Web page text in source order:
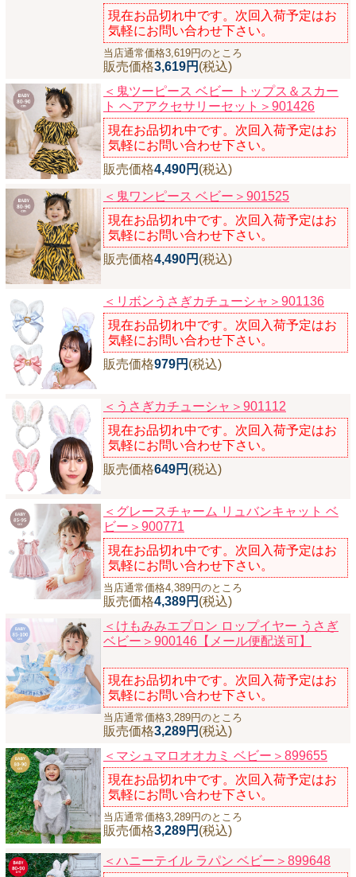
現在お品切れ中です。次回入荷予定はお
気軽にお問い合わせ下さい。
当店通常価格3,619円のところ
販売価格3,619円 (税込)
＜鬼ツーピース ベビー トップス＆スカー
ト ヘアアクセサリーセット＞901426
現在お品切れ中です。次回入荷予定はお
気軽にお問い合わせ下さい。
販売価格4,490円 (税込)
＜鬼ワンピース ベビー＞901525
現在お品切れ中です。次回入荷予定はお
気軽にお問い合わせ下さい。
販売価格4,490円 (税込)
＜リボンうさぎカチューシャ＞901136
現在お品切れ中です。次回入荷予定はお
気軽にお問い合わせ下さい。
販売価格979円 (税込)
＜うさぎカチューシャ＞901112
現在お品切れ中です。次回入荷予定はお
気軽にお問い合わせ下さい。
販売価格649円 (税込)
＜グレースチャーム リュバンキャット ベ
ビー＞900771
現在お品切れ中です。次回入荷予定はお
気軽にお問い合わせ下さい。
当店通常価格4,389円のところ
販売価格4,389円 (税込)
＜けもみみエプロン ロップイヤー うさぎ
ベビー＞900146【メール便配送可】
現在お品切れ中です。次回入荷予定はお
気軽にお問い合わせ下さい。
当店通常価格3,289円のところ
販売価格3,289円 (税込)
＜マシュマロオオカミ ベビー＞899655
現在お品切れ中です。次回入荷予定はお
気軽にお問い合わせ下さい。
当店通常価格3,289円のところ
販売価格3,289円 (税込)
＜ハニーテイル ラパン ベビー＞899648